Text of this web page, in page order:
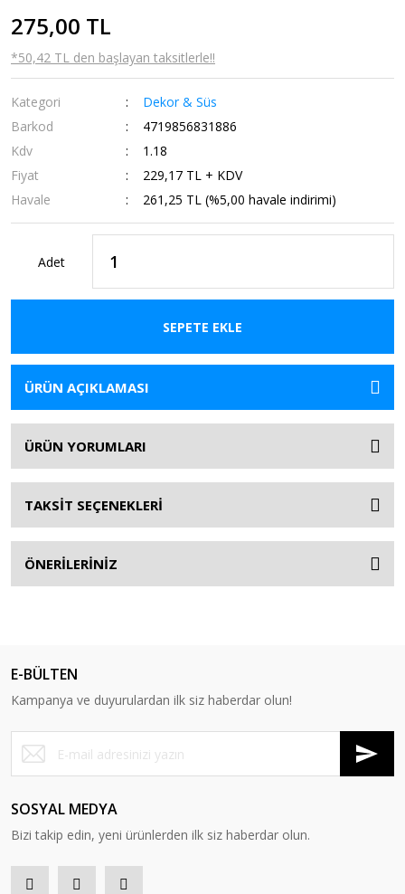
275,00 TL
*50,42 TL den başlayan taksitlerle!!
Kategori
Dekor & Süs
Barkod
4719856831886
Kdv
1.18
Fiyat
229,17 TL + KDV
Havale
261,25 TL (%5,00 havale indirimi)
Adet
SEPETE EKLE
ÜRÜN AÇIKLAMASI
ÜRÜN YORUMLARI
TAKSİT SEÇENEKLERİ
ÖNERİLERİNİZ
E-BÜLTEN
Kampanya ve duyurulardan ilk siz haberdar olun!
SOSYAL MEDYA
Bizi takip edin, yeni ürünlerden ilk siz haberdar olun.